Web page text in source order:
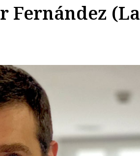
Fernández (La